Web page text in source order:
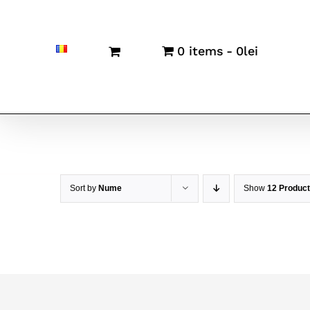
0 items 0lei
Sort by Nume Show 12